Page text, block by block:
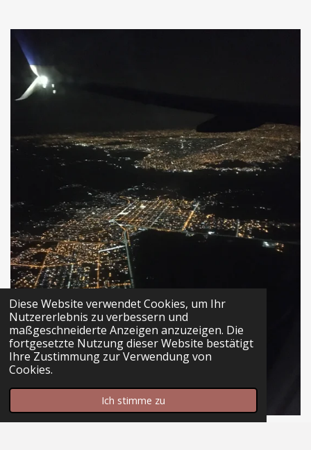
Diese Website verwendet Cookies, um Ihr
Nutzererlebnis zu verbessern und
maßgeschneiderte Anzeigen anzuzeigen. Die
fortgesetzte Nutzung dieser Website bestätigt
Ihre Zustimmung zur Verwendung von
Cookies.
Ich stimme zu